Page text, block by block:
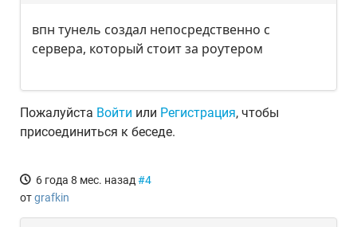
впн тунель создал непосредственно с
сервера, который стоит за роутером
Пожалуйста Войти или Регистрация, чтобы
присоединиться к беседе.
6 года 8 мес. назад #4
отgrafkin